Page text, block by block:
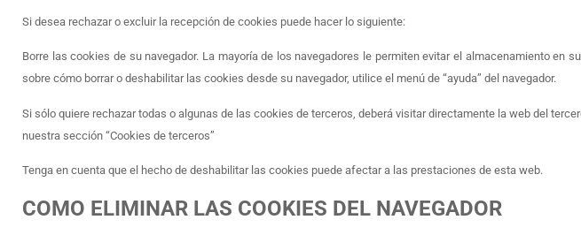
Si desea rechazar o excluir la recepción de cookies puede hacer lo siguiente:
Borre las cookies de su navegador. La mayoría de los navegadores le permiten evitar el almacenamiento
sobre cómo borrar o deshabilitar las cookies desde su navegador, utilice el menú de “ayuda” del navegador.
Si sólo quiere rechazar todas o algunas de las cookies de terceros, deberá visitar directamente la web del
nuestra sección “Cookies de terceros”
Tenga en cuenta que el hecho de deshabilitar las cookies puede afectar a las prestaciones de esta web.
COMO ELIMINAR LAS COOKIES DEL NAVEGADOR